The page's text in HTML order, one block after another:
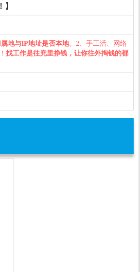
地与IP地址是否本地。2、手工活、网络
找工作是往兜里挣钱，让你往外掏钱的都